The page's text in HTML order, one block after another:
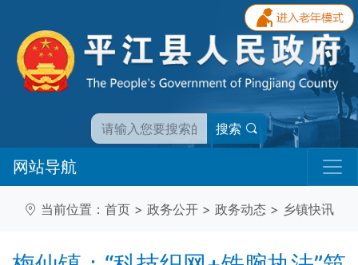
搜索
网站导航
当前位置： 首页 > 政务公开 > 政务动态 > 乡镇快讯